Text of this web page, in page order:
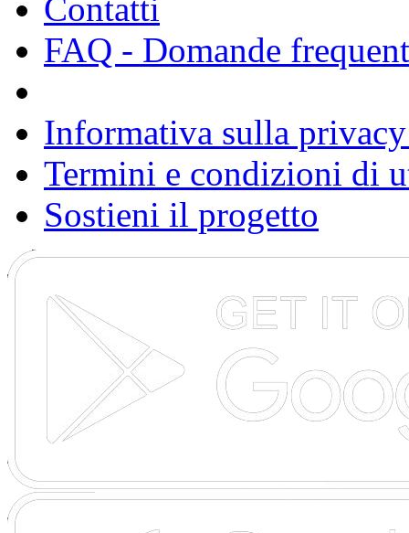
Contatti
FAQ - Domande
Informativa sulla
Termini e condizioni di
Sostieni il progetto